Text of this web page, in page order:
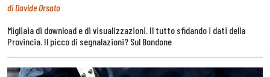
di Davide Orsato
Migliaia di download e di visualizzazioni. Il tutto sfidando i dati della
Provincia. Il picco di segnalazioni? Sul Bondone